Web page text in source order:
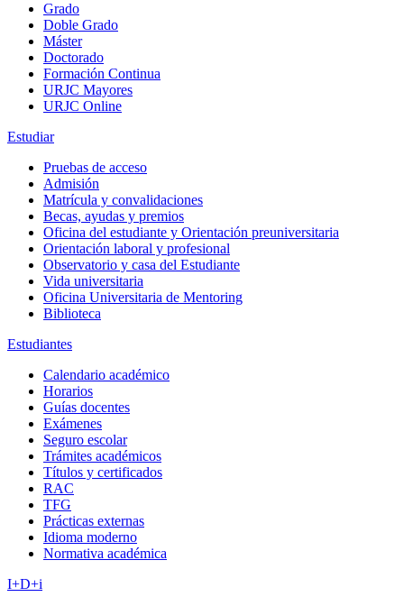
Grado
Doble Grado
Máster
Doctorado
Formación Continua
URJC Mayores
URJC Online
Estudiar
Pruebas de acceso
Admisión
Matrícula y convalidaciones
Becas, ayudas y premios
Oficina del estudiante y Orientación preuniversitaria
Orientación laboral y profesional
Observatorio y casa del Estudiante
Vida universitaria
Oficina Universitaria de Mentoring
Biblioteca
Estudiantes
Calendario académico
Horarios
Guías docentes
Exámenes
Seguro escolar
Trámites académicos
Títulos y certificados
RAC
TFG
Prácticas externas
Idioma moderno
Normativa académica
I+D+i